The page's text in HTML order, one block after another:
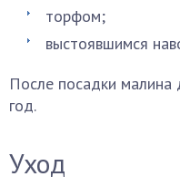
торфом;
выстоявшимся
После посадки
год.
Уход